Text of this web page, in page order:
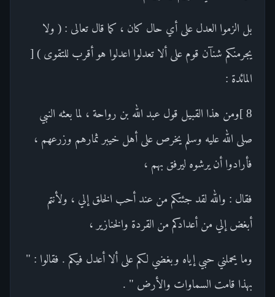
بل الزموا العدل على أي حال كان ، كما قال تعالى : ( ولا
يجرمنكم شنآن قوم على ألا تعدلوا اعدلوا هو أقرب للتقوى ) [
المائدة :
8 ]ومن هذا القبيل قول عبد الله بن رواحة ، لما بعثه النبي
صلى الله عليه وسلم يخرص على أهل خيبر ثمارهم وزرعهم ،
فأرادوا أن يرشوه ليرفق بهم ،
فقال : والله لقد جئتكم من عند أحب الخلق إلي ، ولأنتم
أبغض إلي من أعدادكم من القردة والخنازير ،
وما يحملني حبي إياه وبغضي لكم على ألا أعدل فيكم . فقالوا : "
بهذا قامت السماوات والأرض " .